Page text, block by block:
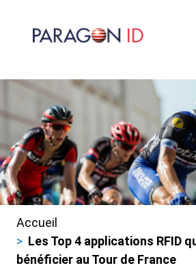
contenu
Fils
d'ariane
Accueil
Les Top 4 applications RFID
bénéficier au Tour de France